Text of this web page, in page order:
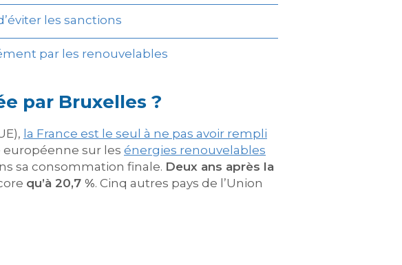
les sanctions
par les renouvelables
par Bruxelles ?
la France est le seul à ne pas avoir rempli
européenne sur les énergies renouvelables
sa consommation finale. Deux ans après la
qu’à 20,7 %. Cinq autres pays de l’Union